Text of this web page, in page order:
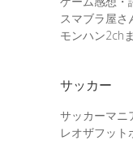
スマブラ屋さ
モンハン2ch
サッカー
サッカーマニ
レオザフッ